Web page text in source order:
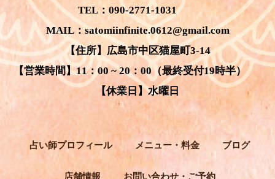
TEL：090-2771-1031
MAIL：satomiinfinite.0612@gmail.com
【住所】広島市中区猫屋町3-14
【営業時間】11：00 ~ 20：00（最終受付19時半）
【休業日】水曜日
占い師プロフィール メニュー・料金 ブログ
店舗情報 お問い合わせ・ご予約